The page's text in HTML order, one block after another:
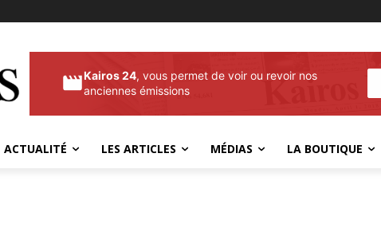
Kairos 24, vous permet de voir ou revoir nos
anciennes émissions
ACTUALITÉ LES ARTICLES MÉDIAS LA BOUTIQUE